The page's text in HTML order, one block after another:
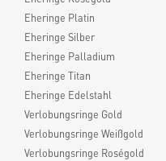
Eheringe Platin
Eheringe Silber
Eheringe Palladium
Eheringe Titan
Eheringe Edelstahl
Verlobungsringe Gold
Verlobungsringe Weißgold
Verlobungsringe Roségold